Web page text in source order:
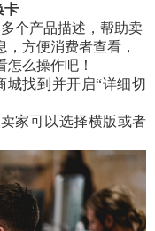
卡
个产品描述，帮助卖
方便消费者查看，
么操作吧！
城找到并开启“详细切
家可以选择横版或者